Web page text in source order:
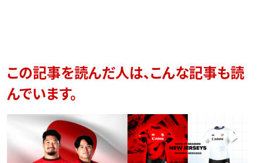
この記事を読んだ人は、こんな記事も読
んでいます。